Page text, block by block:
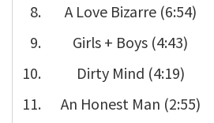
A Love Bizarre (6:54)
Girls + Boys (4:43)
Dirty Mind (4:19)
An Honest Man (2:55)